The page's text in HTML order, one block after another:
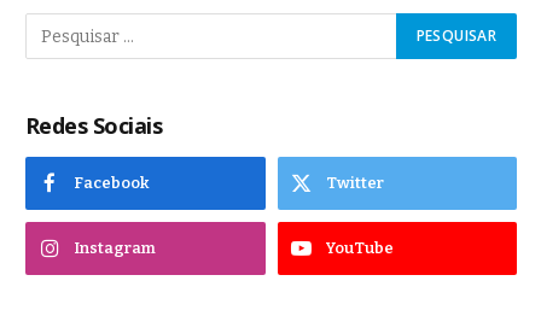
Redes Sociais
Facebook Twitter
Instagram YouTube